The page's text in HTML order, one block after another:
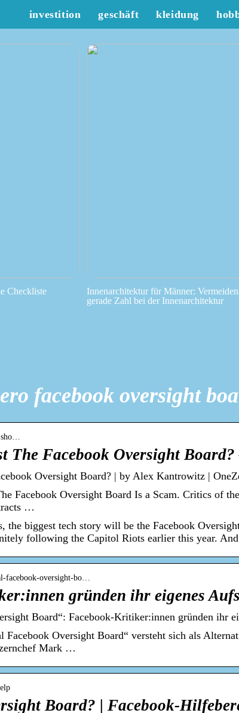
investition geschäft kleidung
Checkliste
Innenarchitektur für Männer:
gerade Zahl bei der Innenarchitektur
facebook oversight
sho…
The Facebook Oversight Board?
Oversight Board? | by Alex Kantrowitz |
Facebook Oversight Board Is a Scam. Critics of
…
the biggest tech story will be the Facebook
following the Capitol Riots earlier this year.
facebook-oversight-bo…
gründen ihr eigenes
Board“: Facebook-Kritiker:innen gründen ihr
Oversight Board“ versteht sich als
Mark …
Board? | Facebook-